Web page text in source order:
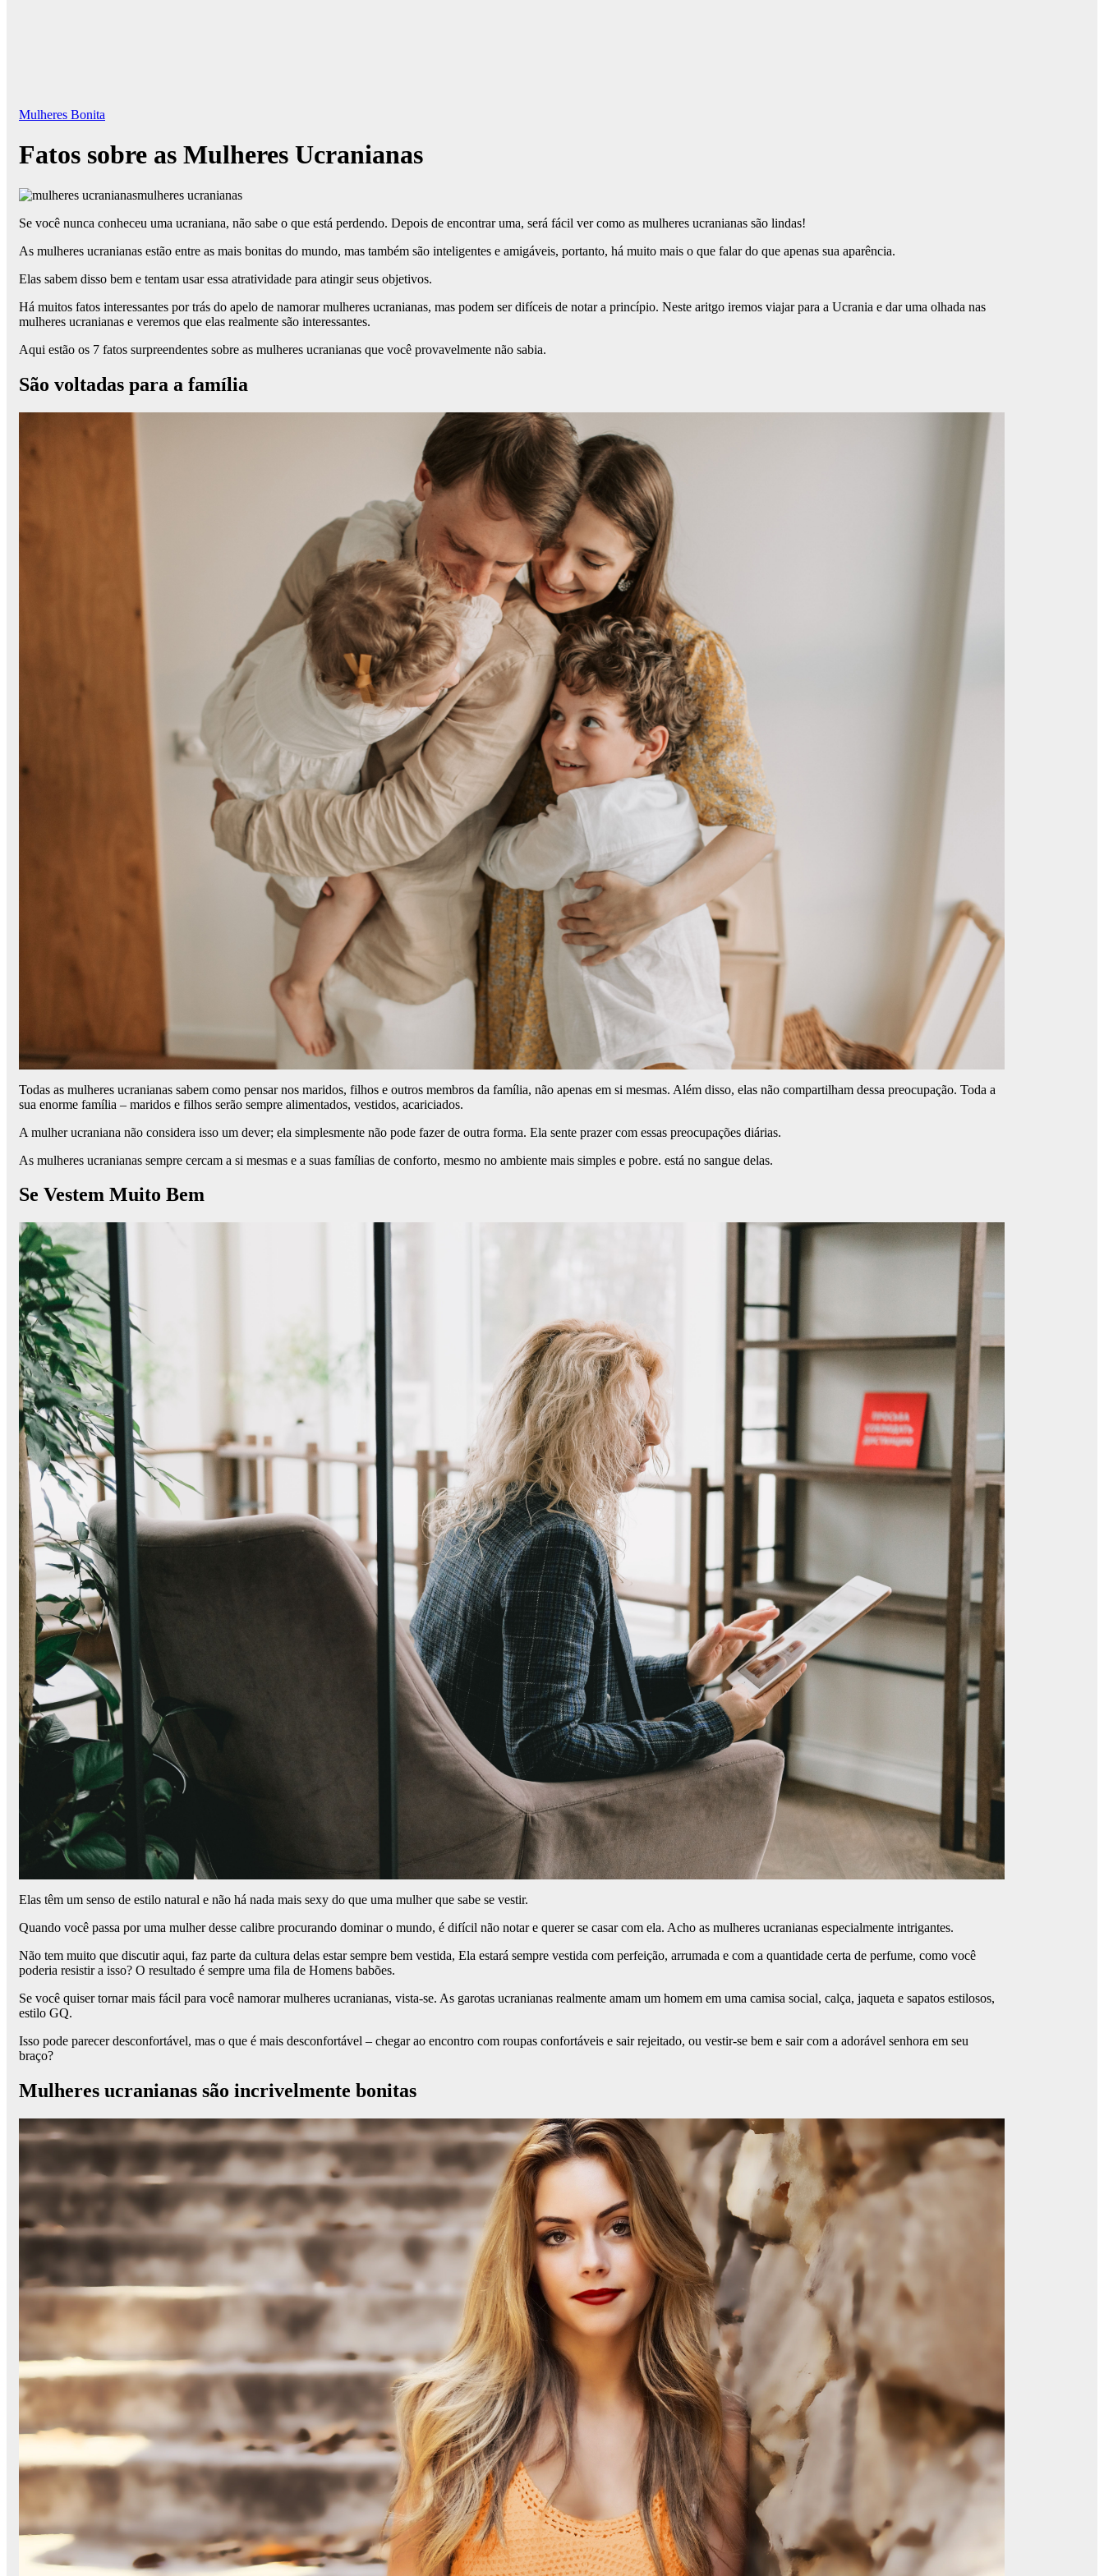
Mulheres Bonita
Fatos sobre as Mulheres Ucranianas
mulheres ucranianas
Se você nunca conheceu uma ucraniana, não sabe o que está perdendo. Depois de encontrar uma, será fácil ver como as mulheres ucranianas são lindas!
As mulheres ucranianas estão entre as mais bonitas do mundo, mas também são inteligentes e amigáveis, portanto, há muito mais o que falar do que apenas sua aparência.
Elas sabem disso bem e tentam usar essa atratividade para atingir seus objetivos.
Há muitos fatos interessantes por trás do apelo de namorar mulheres ucranianas, mas podem ser difíceis de notar a princípio. Neste aritgo iremos viajar para a Ucrania e dar uma olhada nas
mulheres ucranianas e veremos que elas realmente são interessantes.
Aqui estão os 7 fatos surpreendentes sobre as mulheres ucranianas que você provavelmente não sabia.
São voltadas para a família
Todas as mulheres ucranianas sabem como pensar nos maridos, filhos e outros membros da família, não apenas em si mesmas. Além disso, elas não compartilham dessa preocupação. Toda a
sua enorme família – maridos e filhos serão sempre alimentados, vestidos, acariciados.
A mulher ucraniana não considera isso um dever; ela simplesmente não pode fazer de outra forma. Ela sente prazer com essas preocupações diárias.
As mulheres ucranianas sempre cercam a si mesmas e a suas famílias de conforto, mesmo no ambiente mais simples e pobre. está no sangue delas.
Se Vestem Muito Bem
Elas têm um senso de estilo natural e não há nada mais sexy do que uma mulher que sabe se vestir.
Quando você passa por uma mulher desse calibre procurando dominar o mundo, é difícil não notar e querer se casar com ela. Acho as mulheres ucranianas especialmente intrigantes.
Não tem muito que discutir aqui, faz parte da cultura delas estar sempre bem vestida, Ela estará sempre vestida com perfeição, arrumada e com a quantidade certa de perfume, como você
poderia resistir a isso? O resultado é sempre uma fila de Homens babões.
Se você quiser tornar mais fácil para você namorar mulheres ucranianas, vista-se. As garotas ucranianas realmente amam um homem em uma camisa social, calça, jaqueta e sapatos estilosos,
estilo GQ.
Isso pode parecer desconfortável, mas o que é mais desconfortável – chegar ao encontro com roupas confortáveis e sair rejeitado, ou vestir-se bem e sair com a adorável senhora em seu
braço?
Mulheres ucranianas são incrivelmente bonitas